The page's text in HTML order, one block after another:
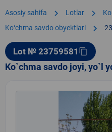
Asosiy sahifa chevron_right Lotlar chevron_right
Koʻchma savdo obyektlari chevron_right
Lot № 23759581 content_copy
Ko`chma savdo joyi, yo`l